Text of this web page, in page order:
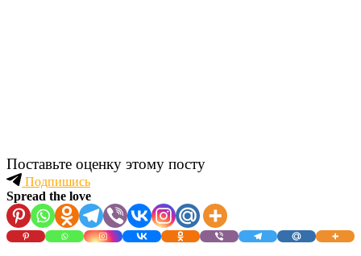
Поставьте оценку этому посту
Подпишись
Spread the love